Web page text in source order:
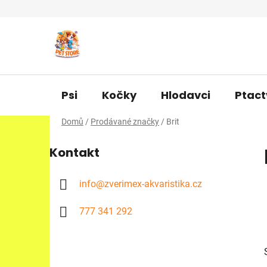
Psi Kočky Hlodavci
Domů / Prodávané značky / Brit
o
Kontakt
info@zverimex-akvaristika.cz
777 341 292